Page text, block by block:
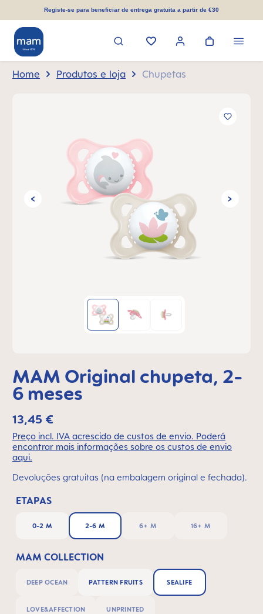
principalRegiste-se para beneficiar de entrega gratuita a partir de €30
Home Produtos e loja Chupetas
MAM Original chupeta, 2-
6 meses
13,45 €
Preço incl. IVA acrescido de custos de envio. Poderá
encontrar mais informações sobre os custos de envio
aqui.
Devoluções gratuitas (na embalagem original e fechada).
ETAPAS
0-2 M 2-6 M 6+ M 16+ M
MAM COLLECTION
DEEP OCEAN PATTERN FRUITS SEALIFE
LOVE&AFFECTION UNPRINTED